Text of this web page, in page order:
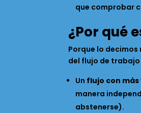
que comprobar
¿Por qué
Porque lo
del flujo de trabajo
Un flujo con
manera
abstenerse).